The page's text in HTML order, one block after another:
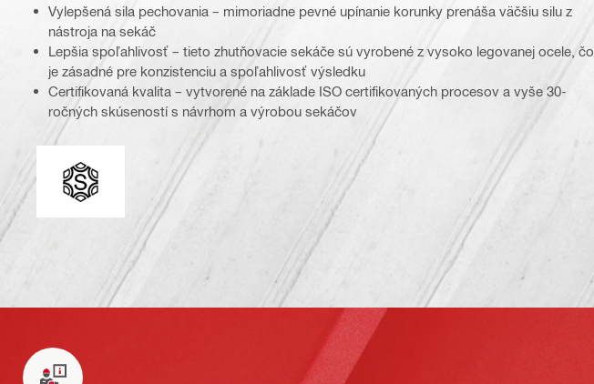
Vylepšená sila pechovania – mimoriadne pevné upínanie korunky prenáša väčšiu silu z
nástroja na sekáč
Lepšia spoľahlivosť – tieto zhutňovacie sekáče sú vyrobené z vysoko legovanej ocele, čo
je zásadné pre konzistenciu a spoľahlivosť výsledku
Certifikovaná kvalita – vytvorené na základe ISO certifikovaných procesov a vyše 30-
ročných skúseností s návrhom a výrobou sekáčov
Upínanie korunky